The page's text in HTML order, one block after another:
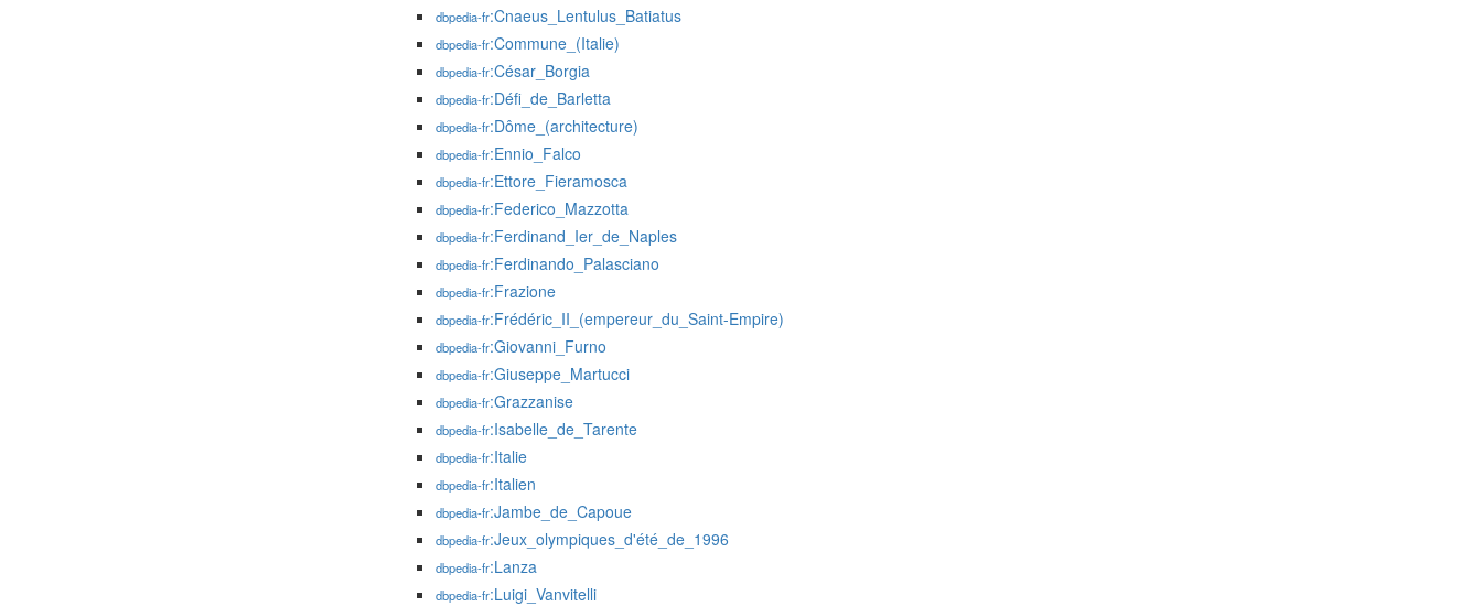
dbpedia-fr:Cnaeus_Lentulus_Batiatus
dbpedia-fr:Commune_(Italie)
dbpedia-fr:César_Borgia
dbpedia-fr:Défi_de_Barletta
dbpedia-fr:Dôme_(architecture)
dbpedia-fr:Ennio_Falco
dbpedia-fr:Ettore_Fieramosca
dbpedia-fr:Federico_Mazzotta
dbpedia-fr:Ferdinand_Ier_de_Naples
dbpedia-fr:Ferdinando_Palasciano
dbpedia-fr:Frazione
dbpedia-fr:Frédéric_II_(empereur_du_Saint-Empire)
dbpedia-fr:Giovanni_Furno
dbpedia-fr:Giuseppe_Martucci
dbpedia-fr:Grazzanise
dbpedia-fr:Isabelle_de_Tarente
dbpedia-fr:Italie
dbpedia-fr:Italien
dbpedia-fr:Jambe_de_Capoue
dbpedia-fr:Jeux_olympiques_d'été_de_1996
dbpedia-fr:Lanza
dbpedia-fr:Luigi_Vanvitelli